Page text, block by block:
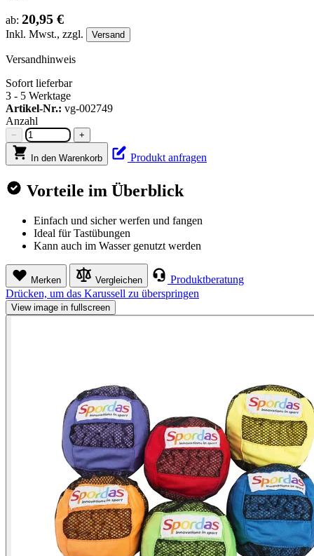
ab: 20,95 €
Inkl. Mwst., zzgl. Versand
Versandhinweis
Sofort lieferbar
3 - 5 Werktage
Artikel-Nr.: vg-002749
Anzahl
− +
In den Warenkorb Produkt anfragen
Vorteile im Überblick
Einfach und sicher werfen und fangen
Ideal für Tastübungen
Kann auch im Wasser genutzt werden
Merken Vergleichen
Produktberatung
Drücken, um das Karussell zu überspringen
View image in fullscreen